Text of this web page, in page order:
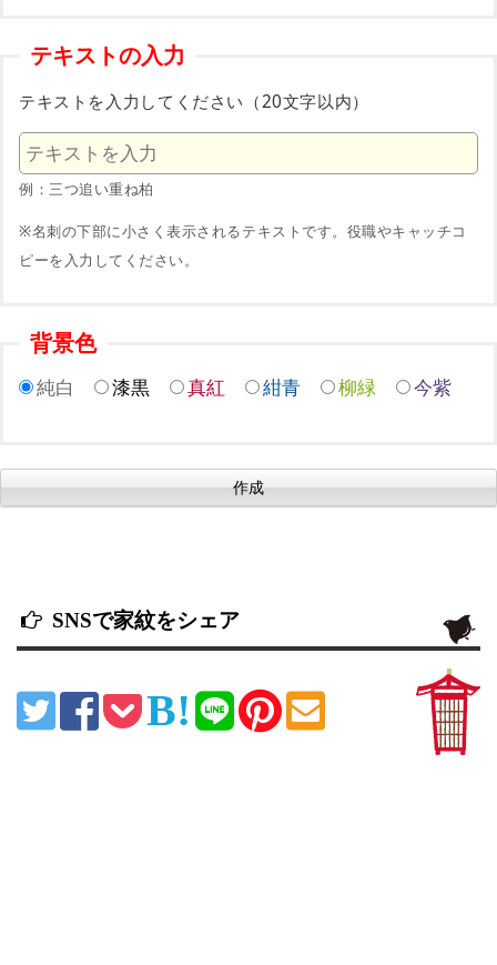
テキストの入力
テキストを入力してください（20文字以内）
例：三つ追い重ね柏
※名刺の下部に小さく表示されるテキストです。役職やキャッチコ
ピーを入力してください。
背景色
純白 漆黒 真紅 紺青 柳緑 今紫
SNSで家紋をシェア